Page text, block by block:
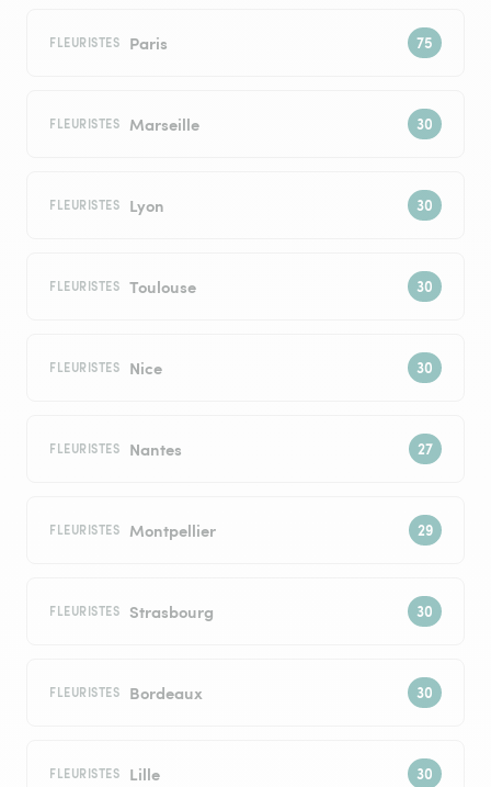
FLEURISTES Paris
FLEURISTES Marseille
FLEURISTES Lyon
FLEURISTES Toulouse
FLEURISTES Nice
FLEURISTES Nantes
FLEURISTES Montpellier
FLEURISTES Strasbourg
FLEURISTES Bordeaux
FLEURISTES Lille